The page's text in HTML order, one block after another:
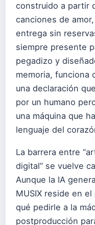
construido a partir
canciones de
entrega sin
siempre presente
pegadizo y
memoria, funciona
una declaración
por un humano
una máquina que
lenguaje del
La barrera entre
digital” se vuelve
Aunque la IA
MUSIX reside en
qué pedirle a la
postproducción